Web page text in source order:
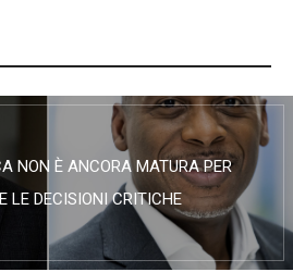
NON È ANCORA MATURA PER
LE DECISIONI CRITICHE